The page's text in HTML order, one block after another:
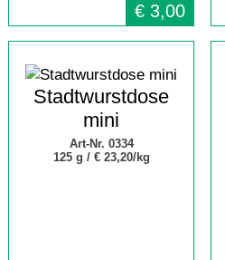
€ 3,00
Stadtwurstdose
mini
Art-Nr. 0334
125 g / € 23,20/kg